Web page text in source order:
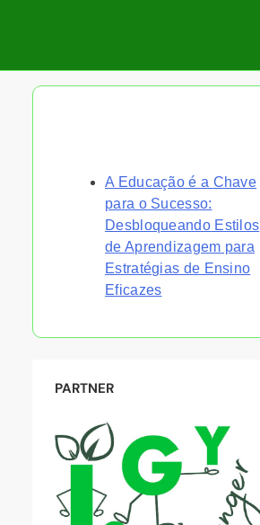
A Educação é a Chave
para o Sucesso:
Desbloqueando Estilos
de Aprendizagem para
Estratégias de Ensino
Eficazes
PARTNER